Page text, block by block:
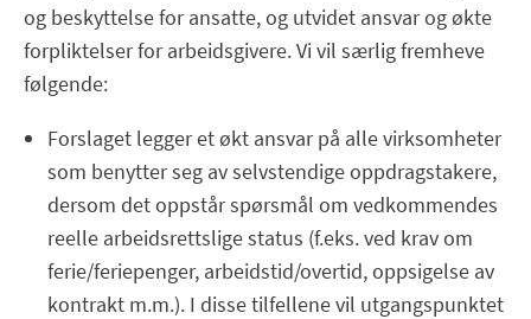
og beskyttelse for ansatte, og utvidet ansvar og økte
forpliktelser for arbeidsgivere. Vi vil særlig fremheve
følgende:
Forslaget legger et økt ansvar på alle virksomheter
som benytter seg av selvstendige oppdragstakere,
dersom det oppstår spørsmål om vedkommendes
reelle arbeidsrettslige status (f.eks. ved krav om
ferie/feriepenger, arbeidstid/overtid, oppsigelse av
kontrakt m.m.). I disse tilfellene vil utgangspunktet